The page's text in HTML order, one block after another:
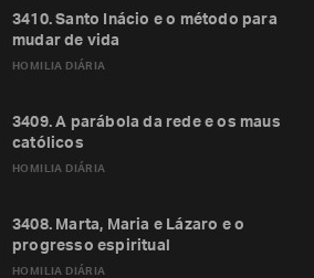
HOMILIA DIÁRIA
3410. Santo Inácio e o método para
mudar de vida
HOMILIA DIÁRIA
3409. A parábola da rede e os maus
católicos
HOMILIA DIÁRIA
3408. Marta, Maria e Lázaro e o
progresso espiritual